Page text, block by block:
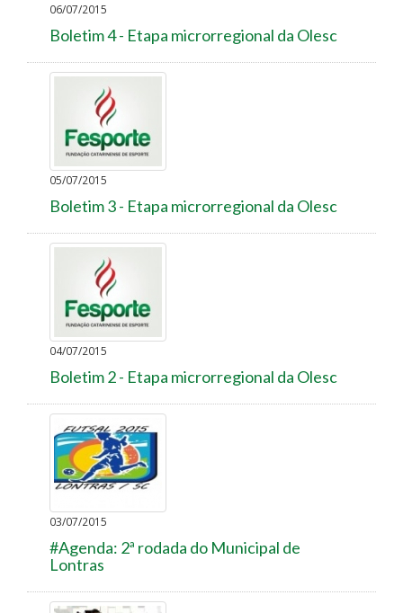
06/07/2015
Boletim 4 - Etapa microrregional da Olesc
05/07/2015
Boletim 3 - Etapa microrregional da Olesc
04/07/2015
Boletim 2 - Etapa microrregional da Olesc
03/07/2015
#Agenda: 2ª rodada do Municipal de
Lontras